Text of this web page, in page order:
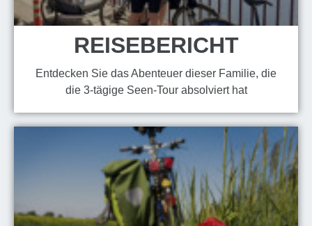
REISEBERICHT
Entdecken Sie das Abenteuer dieser Familie, die
die 3-tägige Seen-Tour absolviert hat